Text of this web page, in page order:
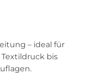
– ideal für
bis